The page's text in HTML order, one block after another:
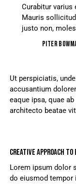
Curabitur varius
Mauris
justo non,
Piter
Ut perspiciatis,
accusantium
eaque ipsa, quae
architecto beatae
CREATIVE APPROACH TO
Lorem ipsum dolor
do eiusmod tempor